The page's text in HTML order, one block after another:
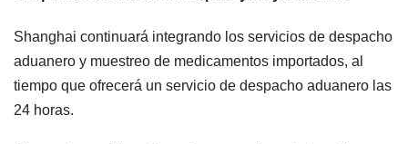
Shanghai continuará integrando los servicios de despacho
aduanero y muestreo de medicamentos importados, al
tiempo que ofrecerá un servicio de despacho aduanero las
24 horas.